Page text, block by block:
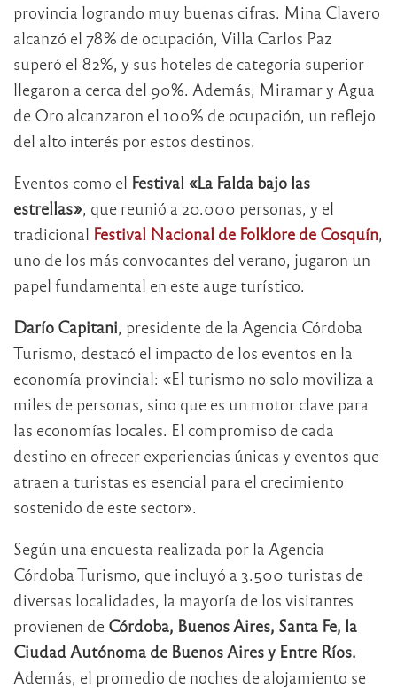
provincia logrando muy buenas cifras. Mina Clavero
alcanzó el 78% de ocupación, Villa Carlos Paz
superó el 82%, y sus hoteles de categoría superior
llegaron a cerca del 90%. Además, Miramar y Agua
de Oro alcanzaron el 100% de ocupación, un reflejo
del alto interés por estos destinos.
Eventos como el Festival «La Falda bajo las
estrellas», que reunió a 20.000 personas, y el
tradicional Festival Nacional de Folklore de Cosquín,
uno de los más convocantes del verano, jugaron un
papel fundamental en este auge turístico.
Darío Capitani, presidente de la Agencia Córdoba
Turismo, destacó el impacto de los eventos en la
economía provincial: «El turismo no solo moviliza a
miles de personas, sino que es un motor clave para
las economías locales. El compromiso de cada
destino en ofrecer experiencias únicas y eventos que
atraen a turistas es esencial para el crecimiento
sostenido de este sector».
Según una encuesta realizada por la Agencia
Córdoba Turismo, que incluyó a 3.500 turistas de
diversas localidades, la mayoría de los visitantes
provienen de Córdoba, Buenos Aires, Santa Fe, la
Ciudad Autónoma de Buenos Aires y Entre Ríos.
Además, el promedio de noches de alojamiento se